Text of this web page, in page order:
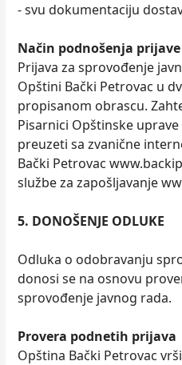
- svu dokumentaciju
Način podnošenja prijave
Prijava za sprovođenje
Opštini Bački Petrovac u
propisanom obrascu.
Pisarnici Opštinske
preuzeti sa zvanične
Bački Petrovac
službe za zapošljavanje
5. DONOŠENJE ODLUKE
Odluka o odobravanju
donosi se na osnovu
sprovođenje javnog rada.
Provera podnetih prijava
Opština Bački Petrovac